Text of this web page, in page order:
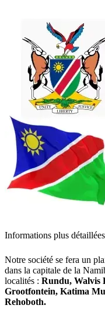
Informations plus
Notre société se fera un
dans la capitale de la
localités : Rundu, Walvis
Grootfontein, Katima
Rehoboth.